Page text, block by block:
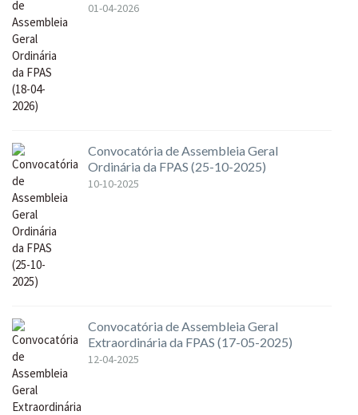
01-04-2026
Convocatória de Assembleia Geral
Ordinária da FPAS (25-10-2025)
10-10-2025
Convocatória de Assembleia Geral
Extraordinária da FPAS (17-05-2025)
12-04-2025